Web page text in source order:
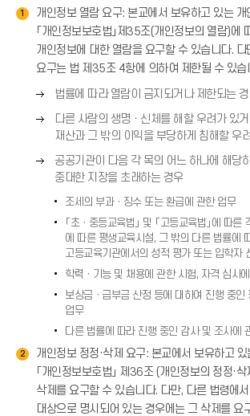
1
개인정보 열람 요구: 본교에서 보유하고 있는 개
「개인정보보호법」제35조(개인정보의 열람)에
개인정보에 대한 열람을 요구할 수 있습니다.
요구는 법 제35조 4항에 의하여 제한될 수 있습
오
른
쪽
화
살
표
법률에 따라 열람이 금지되거나 제한되는
오
른
쪽
화
살
표
(
다른 사람의 생명ㆍ신체를 해할 우려가 있
재산과 그 밖의 이익을 부당하게 침해할 우
오
른
살
→
)
공공기관이 다음 각 목의 어느 하나에 해당
중대한 지장을 초래하는 경우
조세의 부과ㆍ징수 또는 환급에 관한 업무
「초ㆍ중등교육법」 및 「고등교육법」에 따른
에 따른 평생교육시설, 그 밖의 다른 법률에
고등교육기관에서의 성적 평가 또는 입학자
학력ㆍ기능 및 채용에 관한 시험, 자격 심사
보상금ㆍ급부금 산정 등에 대하여 진행 중인
업무
다른 법률에 따라 진행 중인 감사 및 조사에
2
개인정보 정정·삭제 요구: 본교에서 보유하고
「개인정보보호법」 제36조 (개인정보의 정정·
삭제를 요구할 수 있습니다. 다만, 다른 법령에
대상으로 명시되어 있는 경우에는 그 삭제를 요